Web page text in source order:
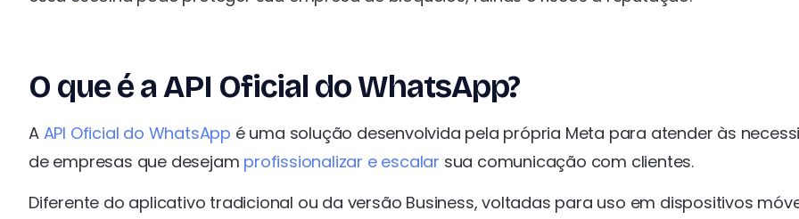
O que é a API Oficial do WhatsApp?
A API Oficial do WhatsApp é uma solução desenvolvida pela própria Meta para atender às
de empresas que desejam profissionalizar e escalar sua comunicação com clientes.
Diferente do aplicativo tradicional ou da versão Business, voltadas para uso em dispositivos